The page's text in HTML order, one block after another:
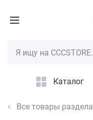
Каталог
Все товары раздела